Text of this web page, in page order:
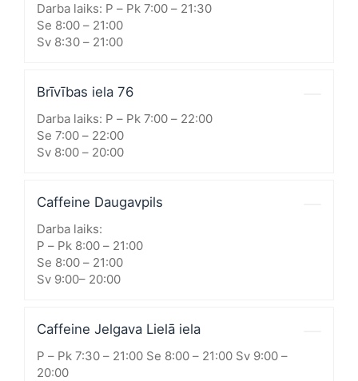
Darba laiks: P – Pk 7:00 – 21:30
Se 8:00 – 21:00
Sv 8:30 – 21:00
Brīvības iela 76
Darba laiks: P – Pk 7:00 – 22:00
Se 7:00 – 22:00
Sv 8:00 – 20:00
Caffeine Daugavpils
Darba laiks:
P – Pk 8:00 – 21:00
Se 8:00 – 21:00
Sv 9:00– 20:00
Caffeine Jelgava Lielā iela
P – Pk 7:30 – 21:00 Se 8:00 – 21:00 Sv 9:00 –
20:00